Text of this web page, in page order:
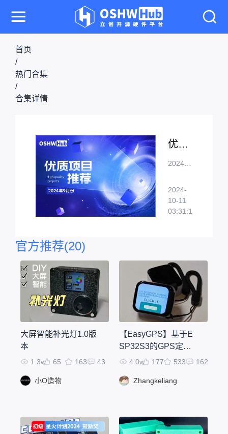
首页
/
热门合集
/
合集详情
优质项目推荐-9月份
2024年
源硬件
平台优
质项目
2024-
10-11
03:31:17
官方推荐(20)
大屏智能补光灯1.0版
本
1.3w 65 163 43
小O造物
【EasyGPS】基于E
SP32S3的GPS定位
器 4.0w 177 533 162
Zhangkeliang